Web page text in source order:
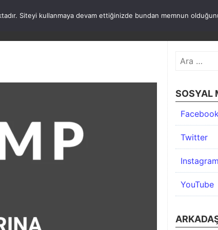
WORDPRESS ATATÜRK HAKKIMDA
Arama:
SOSYAL
Twitter
Instagram
YouTube
Siteyi kullanmaya devam ettiğinizde bundan memnun